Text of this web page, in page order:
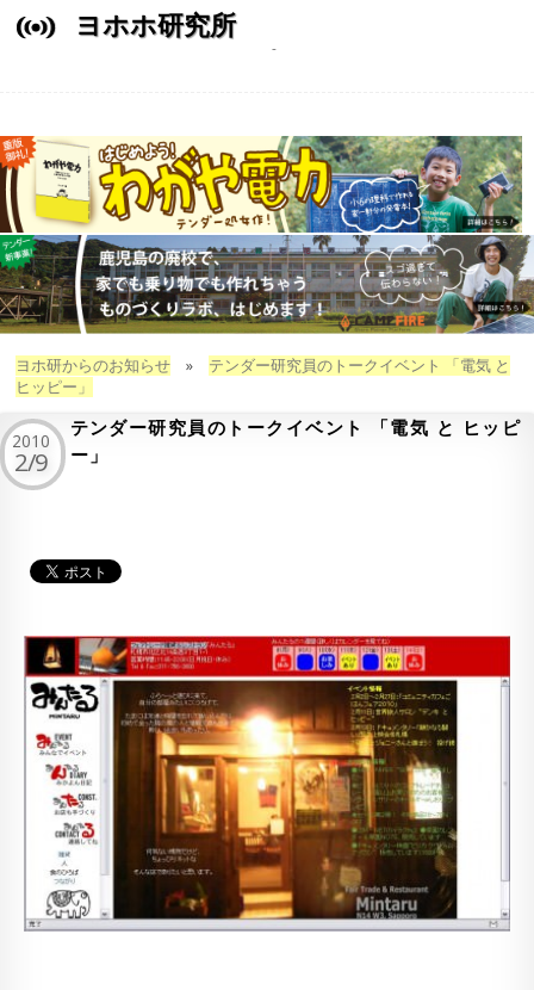
ヨホホ研究所
ヨホ研からのお知らせ» テンダー研究員のトークイベント 「電気 と
ヒッピー」
テンダー研究員のトークイベント 「電気 と ヒッピ
ー」
2010
2/9